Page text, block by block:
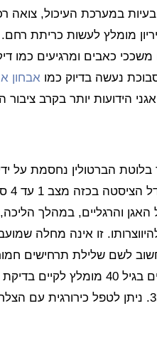
במערכת העיכול, צואה
כאבים ומרגיעים כמו
נעשה בדיוק כמו אבחון
הברטולין נחסמת על
והרגליים, במהלך הליכה,
זו אינה מחלה
חשוב לשם שלילת תרחישים
לימפומה וגידול פפילרי. בקרב